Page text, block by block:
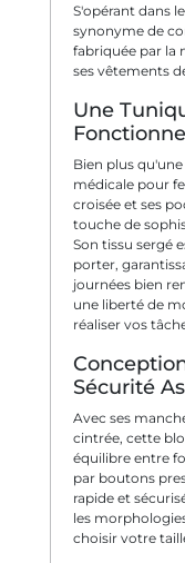
S'opérant dans
synonyme de
fabriquée par la
ses vêtements
Une
Bien plus
médicale pour
croisée et ses
touche de
Son tissu sergé
porter,
journées bien
une liberté de
réaliser vos
Sécurité
Avec ses
cintrée, cette
équilibre entre
par boutons
rapide et
les
choisir votre